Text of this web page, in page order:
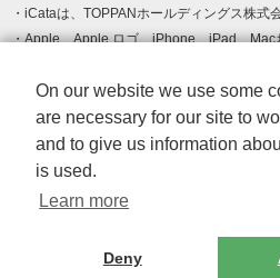
iCataは、TOPPANホールディングス株式
Apple、Apple ロゴ、iPhone、iPad、Mac
登録された Apple Inc. の商標です。App
クです。
Android、Google Play および Google
す。
Windows は Microsoft Inc.の米国および
標です。
Adobe、Adobe Reader、Adobe PDF は
その他、記載されている会社名、商品名
On our website we use some
are necessary for our site to
and to give us information
is used.
Learn more
Deny